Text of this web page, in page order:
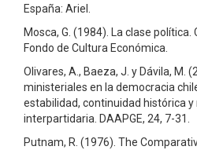
España: Ariel.
Mosca, G. (1984). La clase
Fondo de Cultura Económica.
Olivares, A., Baeza, J. y Dávila, M.
ministeriales en la democracia
estabilidad, continuidad histórica y
interpartidaria. DAAPGE, 24, 7-31.
Putnam, R. (1976). The